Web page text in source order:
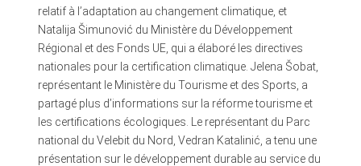
relatif à l’adaptation au changement climatique, et
Natalija Šimunović du Ministère du Développement
Régional et des Fonds UE, qui a élaboré les directives
nationales pour la certification climatique. Jelena Šobat,
représentant le Ministère du Tourisme et des Sports, a
partagé plus d’informations sur la réforme tourisme et
les certifications écologiques. Le représentant du Parc
national du Velebit du Nord, Vedran Katalinić, a tenu une
présentation sur le développement durable au service du